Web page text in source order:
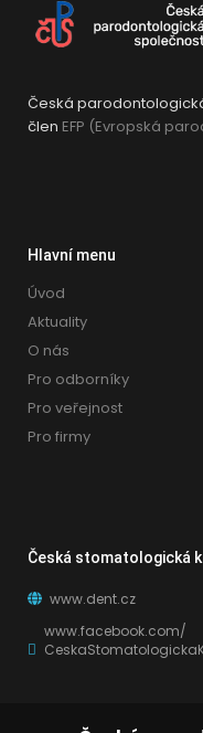
Česká
člen EFP (Evropská
Hlavní menu
Úvod
Aktuality
O nás
Pro odborníky
Pro veřejnost
Pro firmy
Česká stomatologická
www.dent.cz
www.facebook.com/